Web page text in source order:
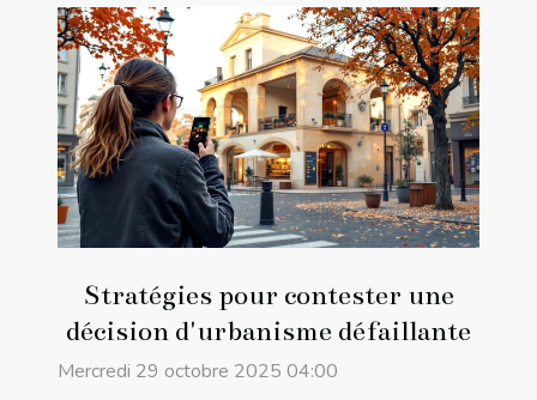
Stratégies pour contester une
décision d'urbanisme défaillante
Mercredi 29 octobre 2025 04:00